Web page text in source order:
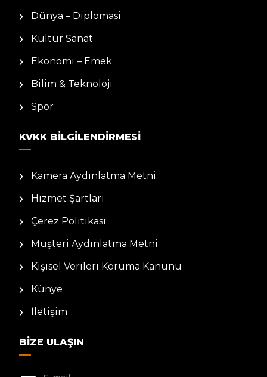
Dünya – Diplomasi
Kültür Sanat
Ekonomi – Emek
Bilim & Teknoloji
Spor
KVKK BILGILENDIRMESI
Kamera Aydınlatma Metni
Hizmet Şartları
Çerez Politikası
Müşteri Aydınlatma Metni
Kişisel Verileri Koruma Kanunu
Künye
İletişim
BIZE ULAŞIN